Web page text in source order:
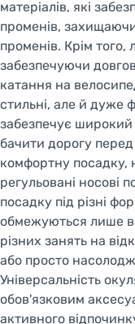
матеріалів, які
променів,
променів. Крім того,
забезпечуючи
катання на
стильні, але й дуже
забезпечує широкий
бачити дорогу
комфортну посадку,
регульовані носові
посадку під різні
обмежуються лише
різних занять на
або просто
Універсальність
обов'язковим
активного